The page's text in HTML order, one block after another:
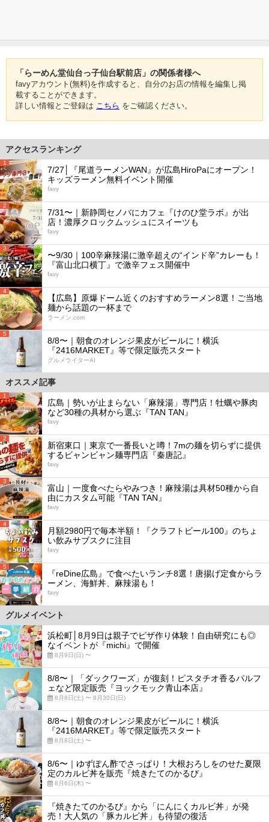
「らーめん堂仙台っ子仙台駅前店」の関係者様へ
favyアカウント(無料)を作成すると、自分のお店の情報を編集し掲
載することができます。
詳しい情報とご登録は こちら をご確認ください。
アクセスランキング
1
7/27│『尾道ラーメンWAN』が広島HiroPaにオープン！
キッズラーメン無料イベント開催
favy
2
7/31〜｜新静岡セノバにカフェ『けのひ堂ラボ』が出
店！濃厚クロックムッシュにスイーツも
favy
3
〜9/30｜100辛麻辣湯に激辛超えの“インド辛”カレーも！
『富山北口横丁』で激辛フェス開催中
favy
4
【広島】原爆ドーム近くのおすすめラーメン8選！ご当地
麺から話題の一杯まで
ラーメン.com
5
8/8〜｜朝食のオレンジ果皮がビールに！横浜
『2416MARKET』等で限定販売スタート
グルメライターAI
オススメ記事
1
広島｜勢いが止まらない「麻辣湯」専門店！牡蠣や豚肉
など30種の具材から選ぶ『TAN TAN』
favy
2
新宿東口｜東京で一番長いと噂！7mの麺を切らずに提供
するビャンビャン麺専門店『秦唐記』
favy
3
富山｜一度食べたらやみつき！麻辣湯は具材50種から自
由にカスタム可能『TAN TAN』
favy
4
月額2980円で毎本半額！『クラフトビール100』のちょ
い飲みサブスクに注目
favy
5
『reDine広島』で食べたいランチ8選！唐揚げ定食からラ
ーメン、海鮮丼、麻辣湯も！
favy
グルメイベント
浜松町│8月9日は親子でピザ作り体験！自由研究にも◎
なイベントが『michi』で開催
8月9日(日) 〜
8/8〜｜「ダックワーズ」が復刻！ピスタチオ香るパルフ
ェなど限定販売『ヨックモック青山本店』
8月8日(土) 〜 8月30日(日)
8/8〜｜朝食のオレンジ果皮がビールに！横浜
『2416MARKET』等で限定販売スタート
8月8日(土) 〜
8/6〜｜ゆずぽん酢でさっぱり！大根おろしをのせた夏限
定のカルビ丼を販売『焼きたてのかるび』
8月6日(木) 〜
『焼きたてのかるび』から「にんにくカルビ丼」が発
売！大人気の「豚カルビ丼」も待望の復活